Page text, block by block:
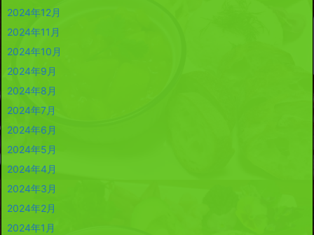
2024年12月
2024年11月
2024年10月
2024年9月
2024年8月
2024年7月
2024年6月
2024年5月
2024年4月
2024年3月
2024年2月
2024年1月